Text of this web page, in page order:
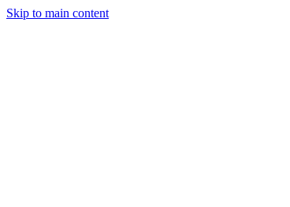
Skip to main content